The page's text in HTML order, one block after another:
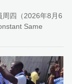
周四（2026年8月6
Same